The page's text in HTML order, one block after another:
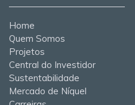
Home
Quem Somos
Projetos
Central do Investidor
Sustentabilidade
Mercado de Níquel